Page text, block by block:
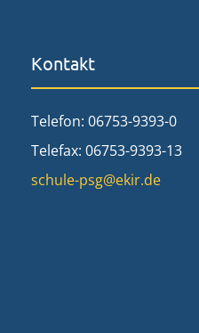
Kontakt
Telefon: 06753-9393-0
Telefax: 06753-9393-13
schule-psg@ekir.de